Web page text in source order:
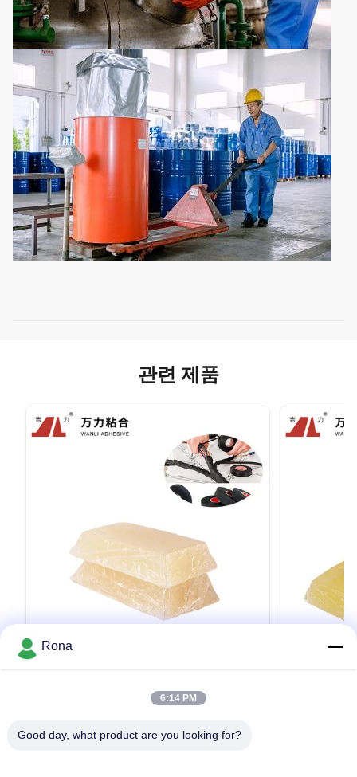
관련 제품
배선용 벨크로 속건성 접착제 감압 접착제
Car Wiring Harness Assembly Hot Melt
sensitive hot melt adhesive TPR-7306C for
밀봉 테이
Rona
6:14 PM
Good day, what product are you looking for?